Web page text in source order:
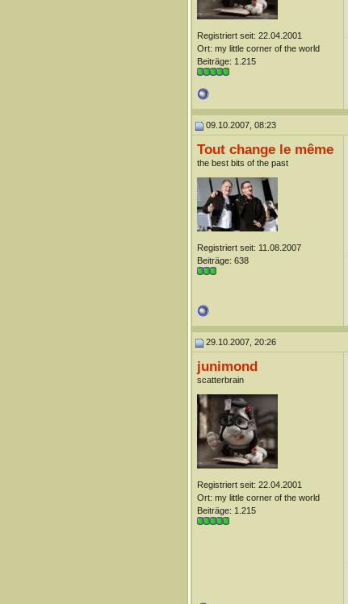
Registriert seit: 22.04.2001
Ort: my little corner of the world
Beiträge: 1.215
09.10.2007, 08:23
Tout change le même
the best bits of the past
Registriert seit: 11.08.2007
Beiträge: 638
29.10.2007, 20:26
junimond
scatterbrain
Registriert seit: 22.04.2001
Ort: my little corner of the world
Beiträge: 1.215